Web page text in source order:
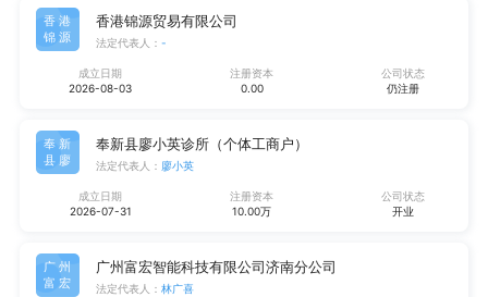
香港
锦源
香港锦源贸易有限公司
法定代表人： -
成立日期
2026-08-03
注册资本
0.00
公司状态
仍注册
奉新
县廖
奉新县廖小英诊所（个体工商户）
法定代表人： 廖小英
成立日期
2026-07-31
注册资本
10.00万
公司状态
开业
广州
富宏
广州富宏智能科技有限公司济南分公司
法定代表人： 林广喜